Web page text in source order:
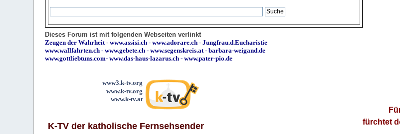
Dieses Forum ist mit folgenden Webseiten verlinkt
Zeugen der Wahrheit -www.assisi.ch -www.adorare.ch -Jungfrau.d.Eucharistie
www.wallfahrten.ch -www.gebete.ch -www.segenskreis.at -barbara-weigand.de
www.gottliebtuns.com-www.das-haus-lazarus.ch - www.pater-pio.de
www3.k-tv.org
www.k-tv.org
www.k-tv.at
K-TV der katholische Fernsehsender
fürchtet